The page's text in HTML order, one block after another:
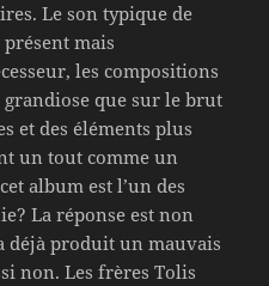
Le son typique de
mais
les compositions
que sur le brut
et des éléments plus
un tout comme un
album est l’un des
La réponse est non
déjà produit un mauvais
non. Les frères Tolis